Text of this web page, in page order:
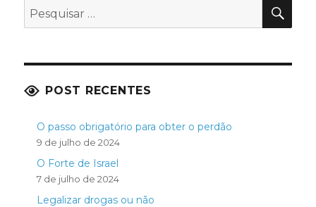
Pesquisar
POST RECENTES
O passo obrigatório para obter o perdão
9 de julho de 2024
O Forte de Israel
7 de julho de 2024
Legalizar drogas ou não